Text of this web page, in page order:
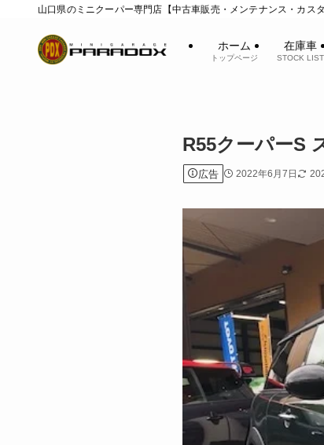
山口県のミニクーパー専門店【中古車販売・メンテナンス・カスタ
ホーム
トップページ
在庫車
STOCK LIST
R55クーパーS
広告 2022年6月7日